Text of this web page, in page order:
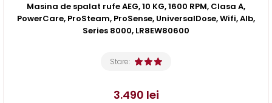
Masina de spalat rufe AEG, 10 KG, 1600 RPM, Clasa A,
PowerCare, ProSteam, ProSense, UniversalDose, Wifi, Alb,
Series 8000, LR8EW80600
Stare:
3.490 lei